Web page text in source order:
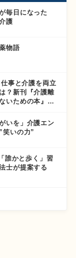
毎日になった
護
物語
事と介護を両立
？新刊『介護離
いための本』徹
いを」介護エン
笑いの力”
誰かと歩く」習
士が提案する